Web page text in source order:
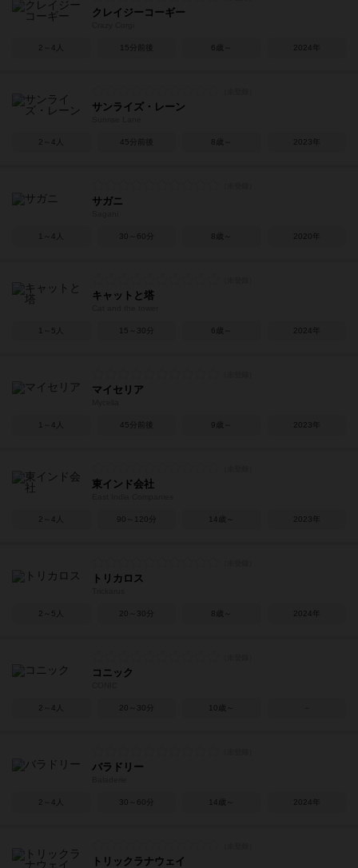
クレイジーコーギー
2～4人 15分前後 6歳～ 2024年
サンライズ・レーン
2～4人 45分前後 8歳～ 2023年
サガニ
1～4人 30～60分 8歳～ 2020年
キャットと塔
1～5人 15～30分 6歳～ 2024年
マイセリア
1～4人 45分前後 9歳～ 2023年
東インド会社
2～4人 90～120分 14歳～ 2023年
トリカロス
2～5人 20～30分 8歳～ 2024年
コニック
2～4人 20～30分 10歳～
バラドリー
2～4人 30～60分 14歳～ 2024年
トリックラナウェイ